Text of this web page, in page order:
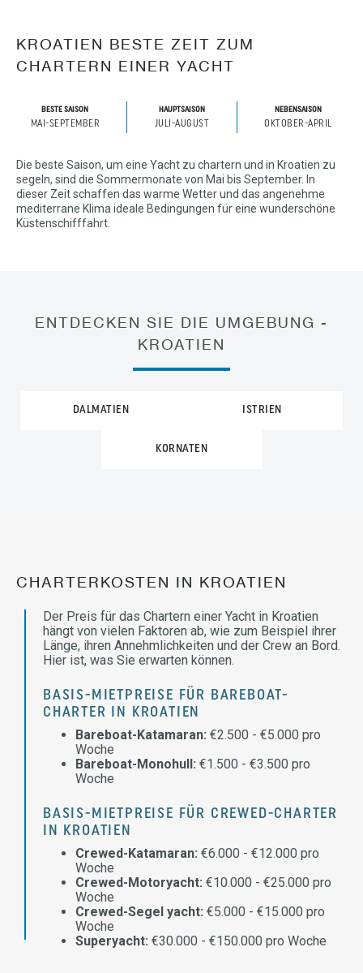
KROATIEN BESTE ZEIT ZUM
CHARTERN EINER YACHT
BESTE SAISON
MAI-SEPTEMBER
HAUPTSAISON
JULI-AUGUST
NEBENSAISON
OKTOBER-APRIL
Die beste Saison, um eine Yacht zu chartern und in Kroatien zu
segeln, sind die Sommermonate von Mai bis September. In
dieser Zeit schaffen das warme Wetter und das angenehme
mediterrane Klima ideale Bedingungen für eine wunderschöne
Küstenschifffahrt.
ENTDECKEN SIE DIE UMGEBUNG -
KROATIEN
DALMATIEN ISTRIEN
KORNATEN
CHARTERKOSTEN IN KROATIEN
Der Preis für das Chartern einer Yacht in Kroatien
hängt von vielen Faktoren ab, wie zum Beispiel ihrer
Länge, ihren Annehmlichkeiten und der Crew an Bord.
Hier ist, was Sie erwarten können.
BASIS-MIETPREISE FÜR BAREBOAT-
CHARTER IN KROATIEN
Bareboat-Katamaran: €2.500 - €5.000 pro
Woche
Bareboat-Monohull: €1.500 - €3.500 pro
Woche
BASIS-MIETPREISE FÜR CREWED-CHARTER
IN KROATIEN
Crewed-Katamaran: €6.000 - €12.000 pro
Woche
Crewed-Motoryacht: €10.000 - €25.000 pro
Woche
Crewed-Segel yacht: €5.000 - €15.000 pro
Woche
Superyacht: €30.000 - €150.000 pro Woche